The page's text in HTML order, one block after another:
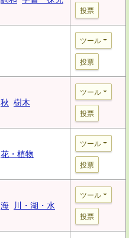
投票
ツール
投票
秋 樹木
ツール
投票
花・植物
ツール
投票
海 川・湖・水
ツール
投票